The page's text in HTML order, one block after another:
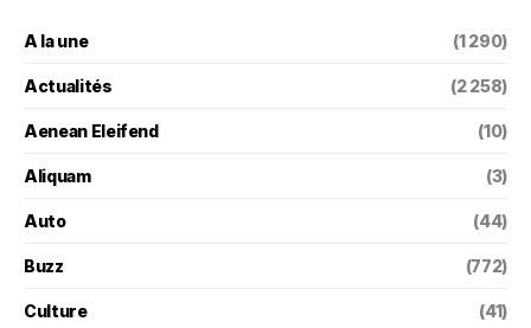
A la une (1 290)
Actualités (2 258)
Aenean Eleifend (10)
Aliquam (3)
Auto (44)
Buzz (772)
Culture (41)